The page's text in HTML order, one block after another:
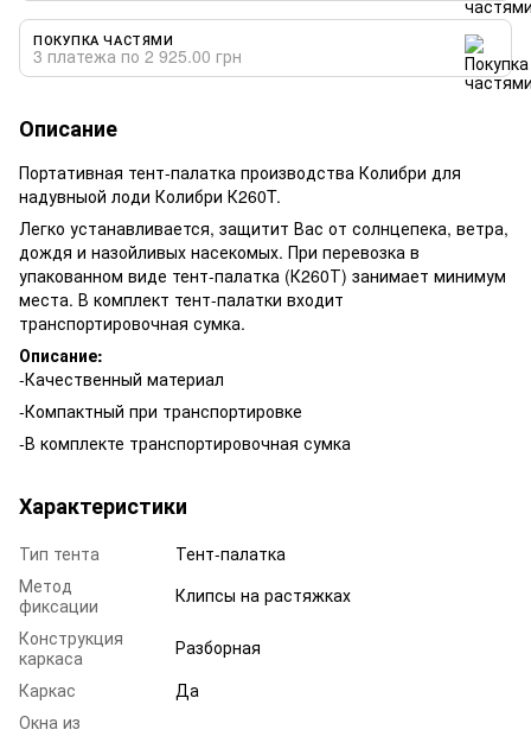
ПОКУПКА ЧАСТЯМИ
3 платежа по 2 925.00 грн
Описание
Портативная тент-палатка производства Колибри для
надувныой лоди Колибри К260T.
Легко устанавливается, защитит Вас от солнцепека, ветра,
дождя и назойливых насекомых. При перевозка в
упакованном виде тент-палатка (К260Т) занимает минимум
места. В комплект тент-палатки входит
транспортировочная сумка.
Описание:
-Качественный материал
-Компактный при транспортировке
-В комплекте транспортировочная сумка
Характеристики
Тип тента
Тент-палатка
Метод
фиксации
Клипсы на растяжках
Конструкция
каркаса
Разборная
Каркас
Да
Окна из